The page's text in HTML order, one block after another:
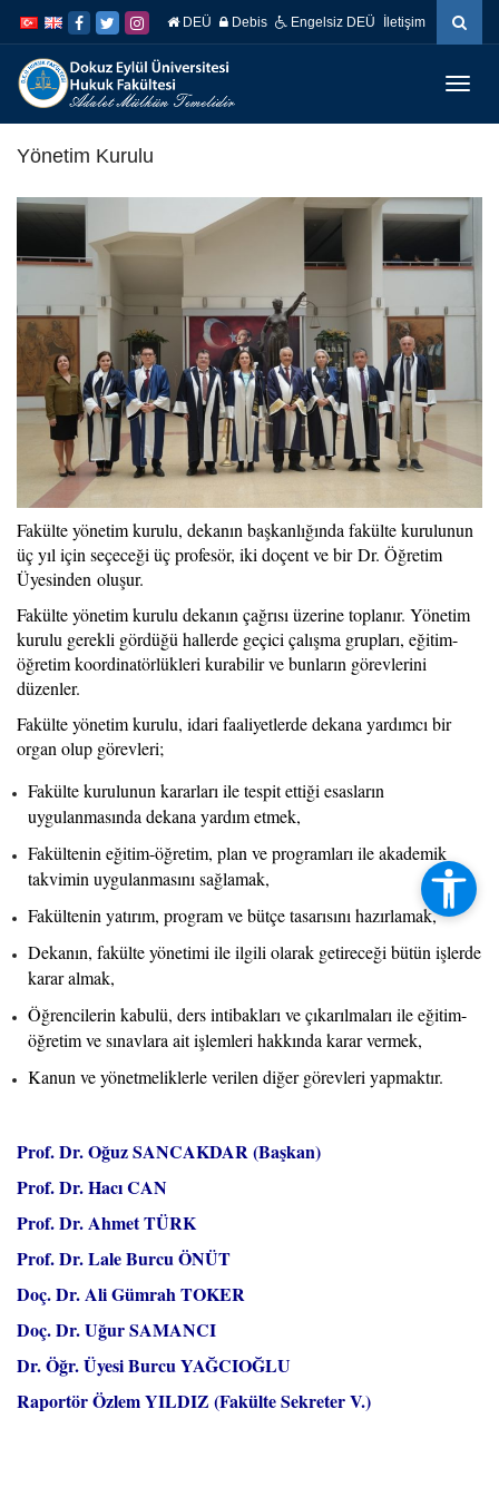
atla
Navigasyona
atla
DEÜ Debis Engelsiz DEÜ İletişim
Yönetim Kurulu
Fakülte yönetim kurulu, dekanın başkanlığında fakülte kurulunun
üç yıl için seçeceği üç profesör, iki doçent ve bir Dr. Öğretim
Üyesinden oluşur.
Fakülte yönetim kurulu dekanın çağrısı üzerine toplanır. Yönetim
kurulu gerekli gördüğü hallerde geçici çalışma grupları, eğitim-
öğretim koordinatörlükleri kurabilir ve bunların görevlerini
düzenler.
Fakülte yönetim kurulu, idari faaliyetlerde dekana yardımcı bir
organ olup görevleri;
Fakülte kurulunun kararları ile tespit ettiği esasların
uygulanmasında dekana yardım etmek,
Fakültenin eğitim-öğretim, plan ve programları ile akademik
takvimin uygulanmasını sağlamak,
Fakültenin yatırım, program ve bütçe tasarısını hazırlamak,
Dekanın, fakülte yönetimi ile ilgili olarak getireceği bütün işlerde
karar almak,
Öğrencilerin kabulü, ders intibakları ve çıkarılmaları ile eğitim-
öğretim ve sınavlara ait işlemleri hakkında karar vermek,
Kanun ve yönetmeliklerle verilen diğer görevleri yapmaktır.
Prof. Dr. Oğuz SANCAKDAR (Başkan)
Prof. Dr. Hacı CAN
Prof. Dr. Ahmet TÜRK
Prof. Dr. Lale Burcu ÖNÜT
Doç. Dr. Ali Gümrah TOKER
Doç. Dr. Uğur SAMANCI
Dr. Öğr. Üyesi Burcu YAĞCIOĞLU
Raportör Özlem YILDIZ (Fakülte Sekreter V.)